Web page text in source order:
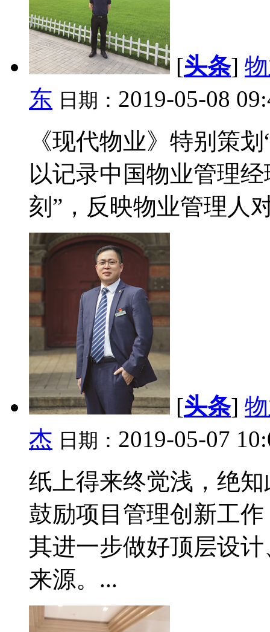
[头条]
东 日期： 2019-05-08
《现代物业》特别策
以记录中国物业管理
刻”，反映物业管理人
[头条]
杰 日期： 2019-05-07
纸上得来终觉浅，绝
鼓励项目管理创新工
其进一步做好顶层设
来源。...